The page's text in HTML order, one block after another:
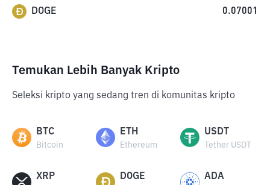
DOGE 0.07001
Temukan Lebih Banyak Kripto
Seleksi kripto yang sedang tren di komunitas kripto
BTC
Bitcoin
ETH
Ethereum
USDT
Tether USDT
XRP DOGE ADA